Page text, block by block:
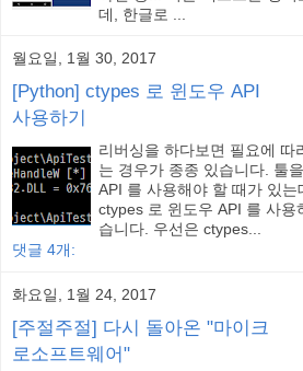
데, 한글로 ...
월요일, 1월 30, 2017
[Python] ctypes 로 윈도우 API
사용하기
리버싱을 하다보면 필요에 따
는 경우가 종종 있습니다. 툴
API 를 사용해야 할 때가 있는
ctypes 로 윈도우 API 를 사용
습니다. 우선은 ctypes...
댓글 4개:
화요일, 1월 24, 2017
[주절주절] 다시 돌아온 "마이크
로소프트웨어"